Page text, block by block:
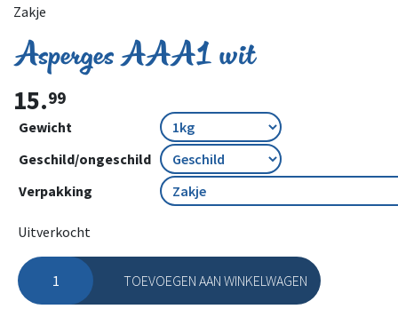
Zakje
Asperges AAA1 wit
15.99
Gewicht
Geschild/ongeschild
Verpakking
Uitverkocht
Asperges AAA1 wit aantalTOEVOEGEN AAN WINKELWAGEN